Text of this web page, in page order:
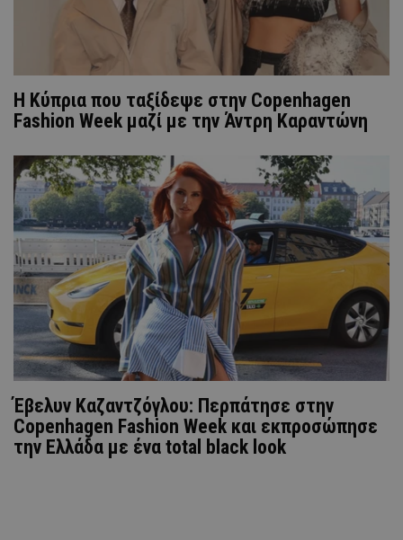
Η Κύπρια που ταξίδεψε στην Copenhagen
Fashion Week μαζί με την Άντρη Καραντώνη
Έβελυν Καζαντζόγλου: Περπάτησε στην
Copenhagen Fashion Week και εκπροσώπησε
την Ελλάδα με ένα total black look